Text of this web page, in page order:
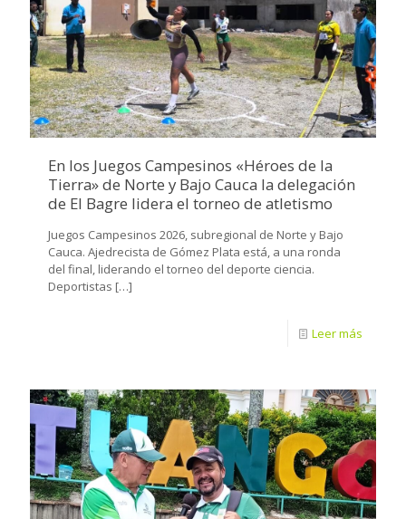
En los Juegos Campesinos «Héroes de la
Tierra» de Norte y Bajo Cauca la delegación
de El Bagre lidera el torneo de atletismo
Juegos Campesinos 2026, subregional de Norte y Bajo
Cauca. Ajedrecista de Gómez Plata está, a una ronda
del final, liderando el torneo del deporte ciencia.
Deportistas […]
Leer más